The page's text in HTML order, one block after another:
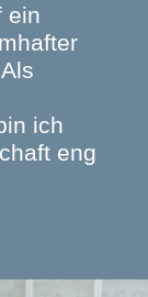
ein
ich
eng